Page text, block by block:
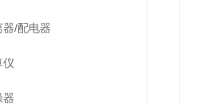
/配电器
仪
器